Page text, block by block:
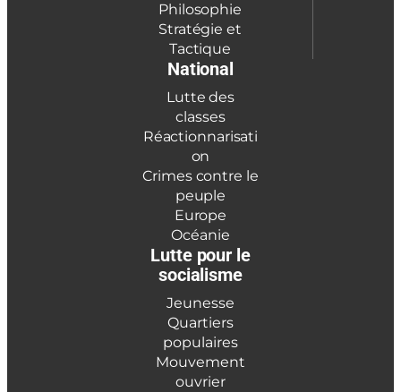
Philosophie
Stratégie et
Tactique
National
Lutte des
classes
Réactionnarisati
on
Crimes contre le
peuple
Europe
Océanie
Lutte pour le
socialisme
Jeunesse
Quartiers
populaires
Mouvement
ouvrier